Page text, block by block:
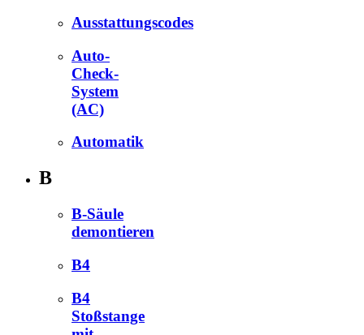
Ausstattungscodes
Auto-
Check-
System
(AC)
Automatik
B
B-Säule
demontieren
B4
B4
Stoßstange